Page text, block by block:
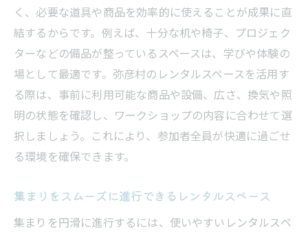
く、必要な道具や商品を効率的に使えることが成果に直
結するからです。例えば、十分な机や椅子、プロジェク
ターなどの備品が整っているスペースは、学びや体験の
場として最適です。弥彦村のレンタルスペースを活用す
る際は、事前に利用可能な商品や設備、広さ、換気や照
明の状態を確認し、ワークショップの内容に合わせて選
択しましょう。これにより、参加者全員が快適に過ごせ
る環境を確保できます。
集まりをスムーズに進行できるレンタルスペース
集まりを円滑に進行するには、使いやすいレンタルスペ